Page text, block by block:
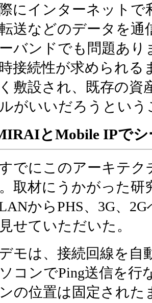
にインターネットで
送などのデータを
バンドでも問題あ
接続性が求められる
敷設され、既存の資
がいいだろうとい
とMobile IPで
でにこのアーキテク
取材にうかがった
からPHS、3G、
せていただいた。
モは、接続回線を自
コンでPing送信を行
の位置は固定され